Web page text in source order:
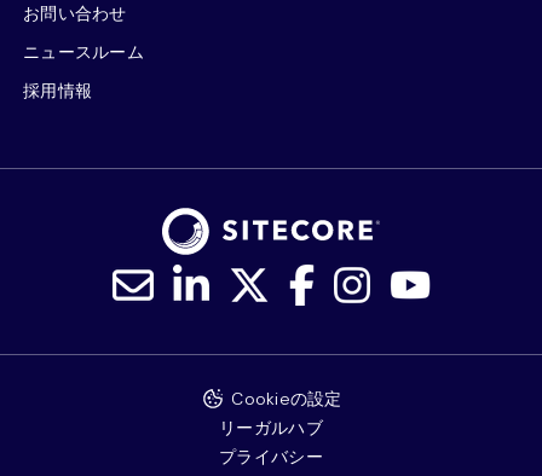
お問い合わせ
ニュースルーム
採用情報
Cookieの設定
リーガルハブ
プライバシー